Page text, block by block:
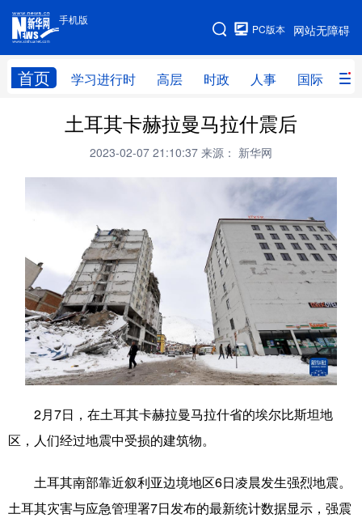
手机版
网站无障碍
PC版本
首页 学习进行时 高层 时政 人事 国际 财
手机版
网站地图
学习进行时 高层 时政
财经 网评
教育
量子 体育
书画 健康 军事
访谈 视频 图片
法律 中央文件 金融 汽车
食品 人居 信息化 数字经济
土耳其卡赫拉曼马拉什震后
2023-02-07 21:10:37 来源： 新华网
2月7日，在土耳其卡赫拉曼马拉什省的埃尔比斯坦地
区，人们经过地震中受损的建筑物。
土耳其南部靠近叙利亚边境地区6日凌晨发生强烈地震。
土耳其灾害与应急管理署7日发布的最新统计数据显示，强震